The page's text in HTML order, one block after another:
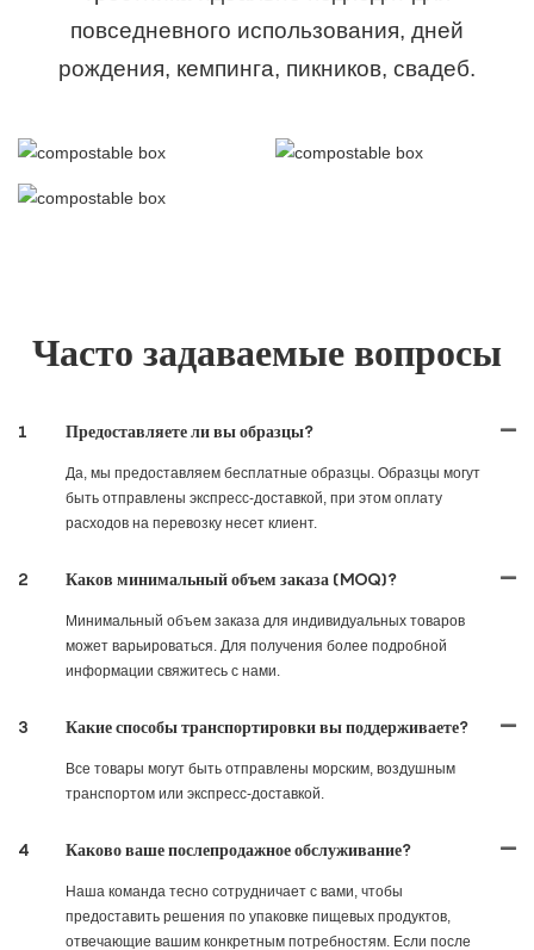
повседневного использования, дней
рождения, кемпинга, пикников, свадеб.
Часто задаваемые вопросы
1 Предоставляете ли вы образцы?
Да, мы предоставляем бесплатные образцы. Образцы могут
быть отправлены экспресс-доставкой, при этом оплату
расходов на перевозку несет клиент.
2 Каков минимальный объем заказа (MOQ)?
Минимальный объем заказа для индивидуальных товаров
может варьироваться. Для получения более подробной
информации свяжитесь с нами.
3 Какие способы транспортировки вы поддерживаете?
Все товары могут быть отправлены морским, воздушным
транспортом или экспресс-доставкой.
4 Каково ваше послепродажное обслуживание?
Наша команда тесно сотрудничает с вами, чтобы
предоставить решения по упаковке пищевых продуктов,
отвечающие вашим конкретным потребностям. Если после